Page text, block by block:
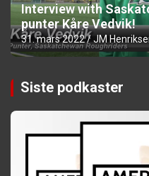
Interview with
punter Kåre Vedvik!
31. mars 2022 JM
Siste podkaster